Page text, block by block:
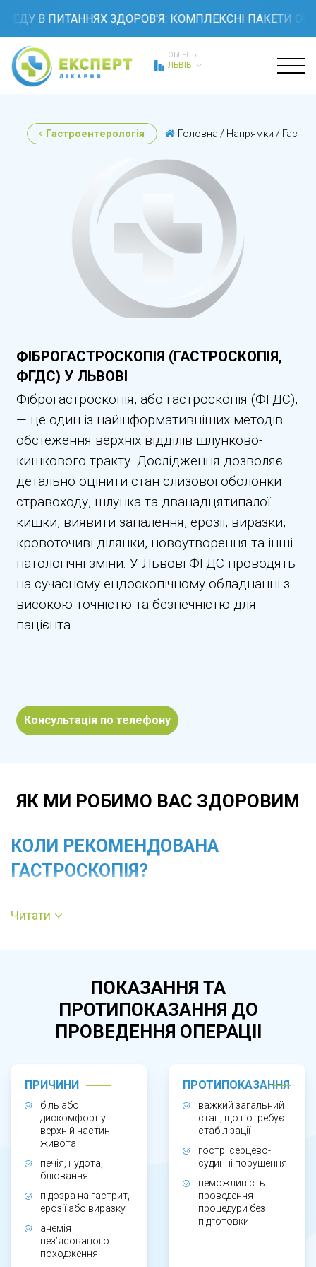
ПИТАННЯХ ЗДОРОВ'Я: КОМПЛЕКСНІ ПАКЕТИ
ОБЕРІТЬ
ЛЬВІВ
Гастроентерологія Головна / Напрямки /
ФІБРОГАСТРОСКОПІЯ (ГАСТРОСКОПІЯ,
ФГДС) У ЛЬВОВІ
Фіброгастроскопія, або гастроскопія (ФГДС),
— це один із найінформативніших методів
обстеження верхніх відділів шлунково-
кишкового тракту. Дослідження дозволяє
детально оцінити стан слизової оболонки
стравоходу, шлунка та дванадцятипалої
кишки, виявити запалення, ерозії, виразки,
кровоточиві ділянки, новоутворення та інші
патологічні зміни. У Львові ФГДС проводять
на сучасному ендоскопічному обладнанні з
високою точністю та безпечністю для
пацієнта.
Консультація по телефону
ЯК МИ РОБИМО ВАС ЗДОРОВИМ
КОЛИ РЕКОМЕНДОВАНА
ГАСТРОСКОПІЯ?
Фіброгастроскопію призначають при болях у
гастрит, ерозії, виразкову хворобу,
гастроезофагеальну рефлюксну хворобу, а
також при анемії нез’ясованого походження.
спостереження.
ЯК ПРОХОДИТЬ ФІБРОГАСТРОСКОПІЯ?
Процедура виконується натще та зазвичай
триває кілька хвилин. Під час обстеження
тонкий гнучкий ендоскоп вводять через
ротову порожнину, що дозволяє лікарю
Читати
ПОКАЗАННЯ ТА
ПРОТИПОКАЗАННЯ ДО
ПРОВЕДЕННЯ ОПЕРАЦІІ
ПРИЧИНИ
біль або
дискомфорт у
верхній частині
живота
печія, нудота,
блювання
підозра на гастрит,
ерозії або виразку
анемія
нез’ясованого
походження
ПРОТИПОКАЗАННЯ
важкий загальний
стан, що потребує
стабілізації
гострі серцево-
судинні порушення
неможливість
проведення
процедури без
підготовки